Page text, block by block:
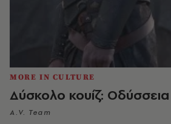
MORE IN CULTURE
Δύσκολο κουίζ:
A.V. Team